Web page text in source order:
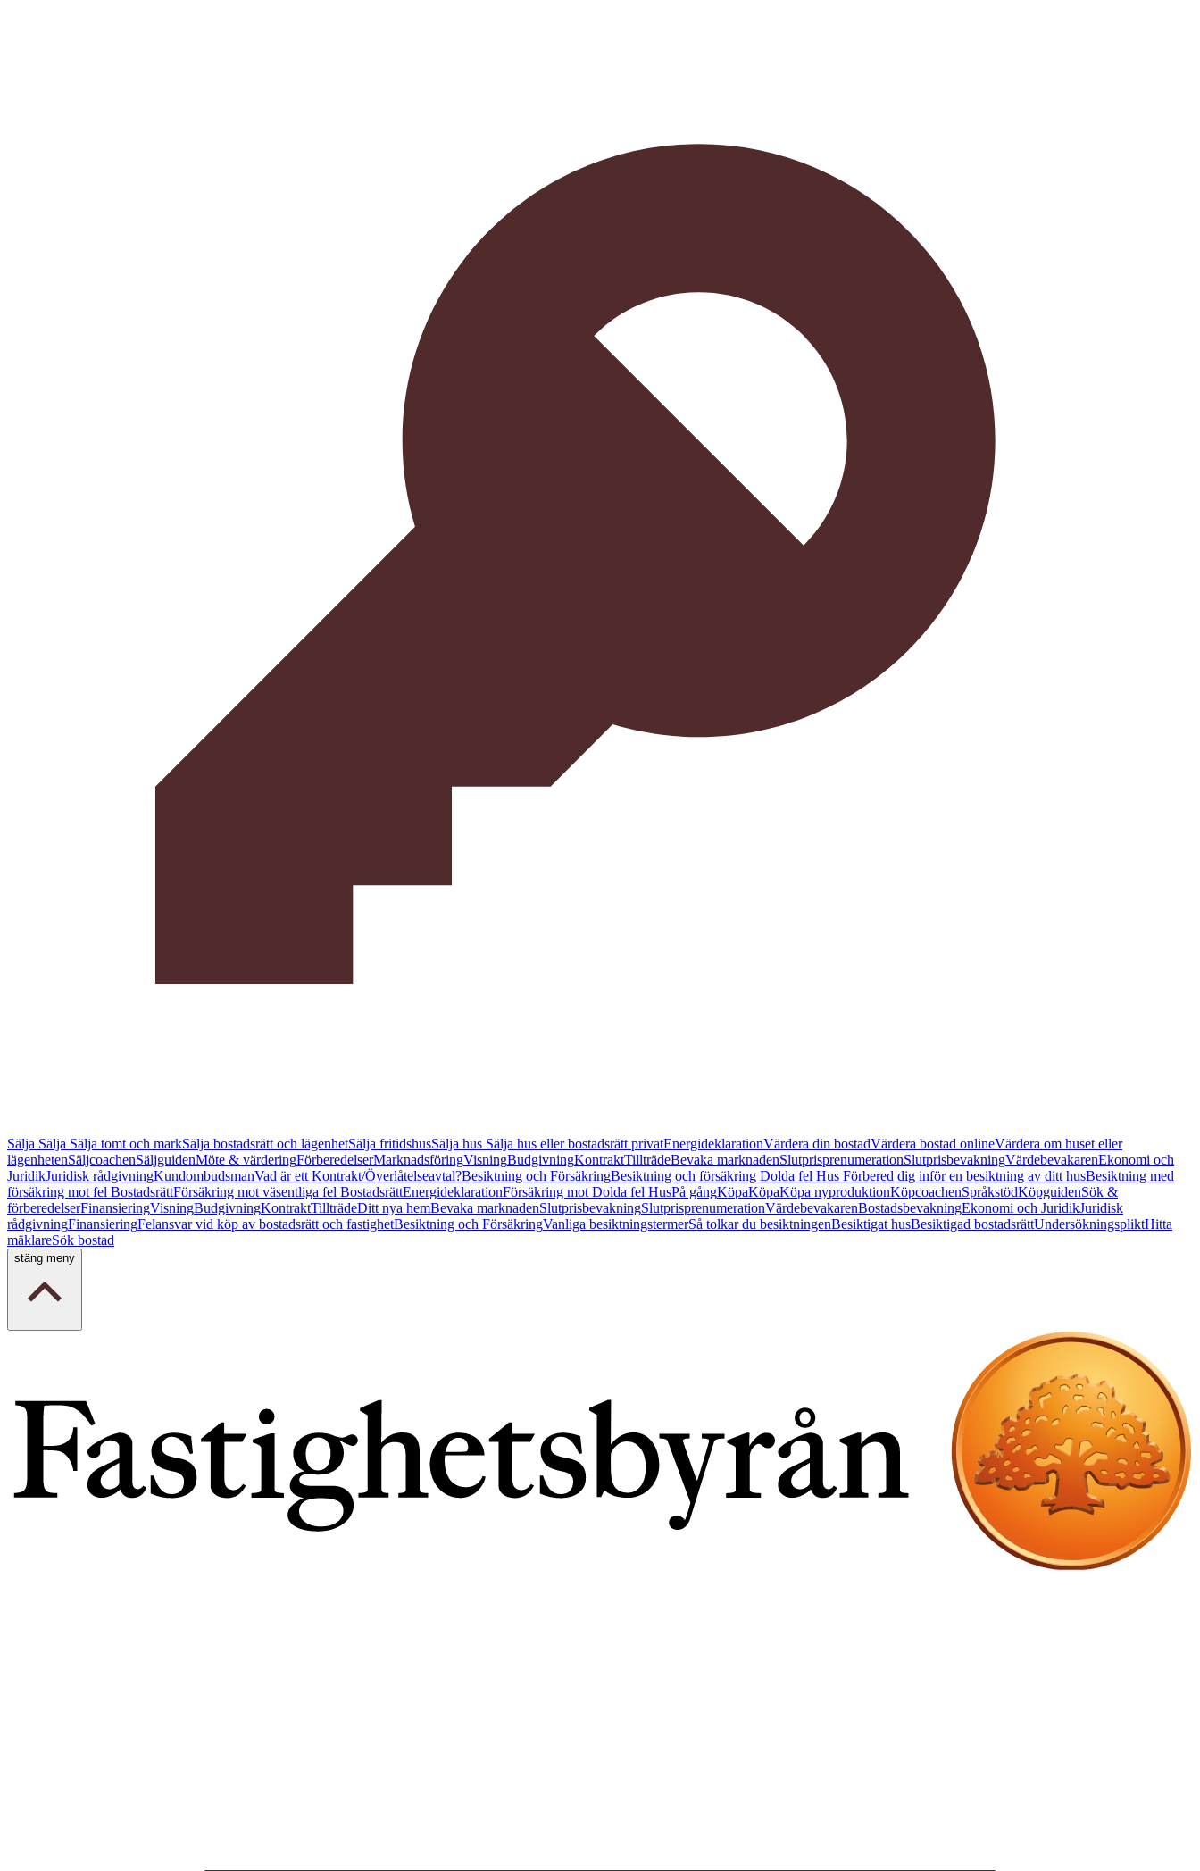
Sälja Sälja Sälja tomt och markSälja bostadsrätt och lägenhetSälja fritidshusSälja hus Sälja hus eller bostadsrätt privatEnergideklarationVärdera din bostadVärdera bostad onlineVärdera om huset eller
lägenhetenSäljcoachenSäljguidenMöte & värderingFörberedelserMarknadsföringVisningBudgivningKontraktTillträdeBevaka marknadenSlutprisprenumerationSlutprisbevakningVärdebevakarenEkonomi och
JuridikJuridisk rådgivningKundombudsmanVad är ett Kontrakt/Överlåtelseavtal?Besiktning och FörsäkringBesiktning och försäkring Dolda fel Hus Förbered dig inför en besiktning av ditt husBesiktning med
försäkring mot fel BostadsrättFörsäkring mot väsentliga fel BostadsrättEnergideklarationFörsäkring mot Dolda fel HusPå gångKöpaKöpaKöpa nyproduktionKöpcoachenSpråkstödKöpguidenSök &
förberedelserFinansieringVisningBudgivningKontraktTillträdeDitt nya hemBevaka marknadenSlutprisbevakningSlutprisprenumerationVärdebevakarenBostadsbevakningEkonomi och JuridikJuridisk
rådgivningFinansieringFelansvar vid köp av bostadsrätt och fastighetBesiktning och FörsäkringVanliga besiktningstermerSå tolkar du besiktningenBesiktigat husBesiktigad bostadsrättUndersökningspliktHitta
mäklareSök bostad
stäng meny